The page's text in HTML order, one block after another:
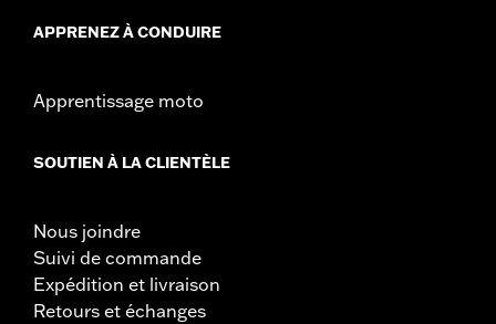
APPRENEZ À CONDUIRE
Apprentissage moto
SOUTIEN À LA CLIENTÈLE
Nous joindre
Suivi de commande
Expédition et livraison
Retours et échanges